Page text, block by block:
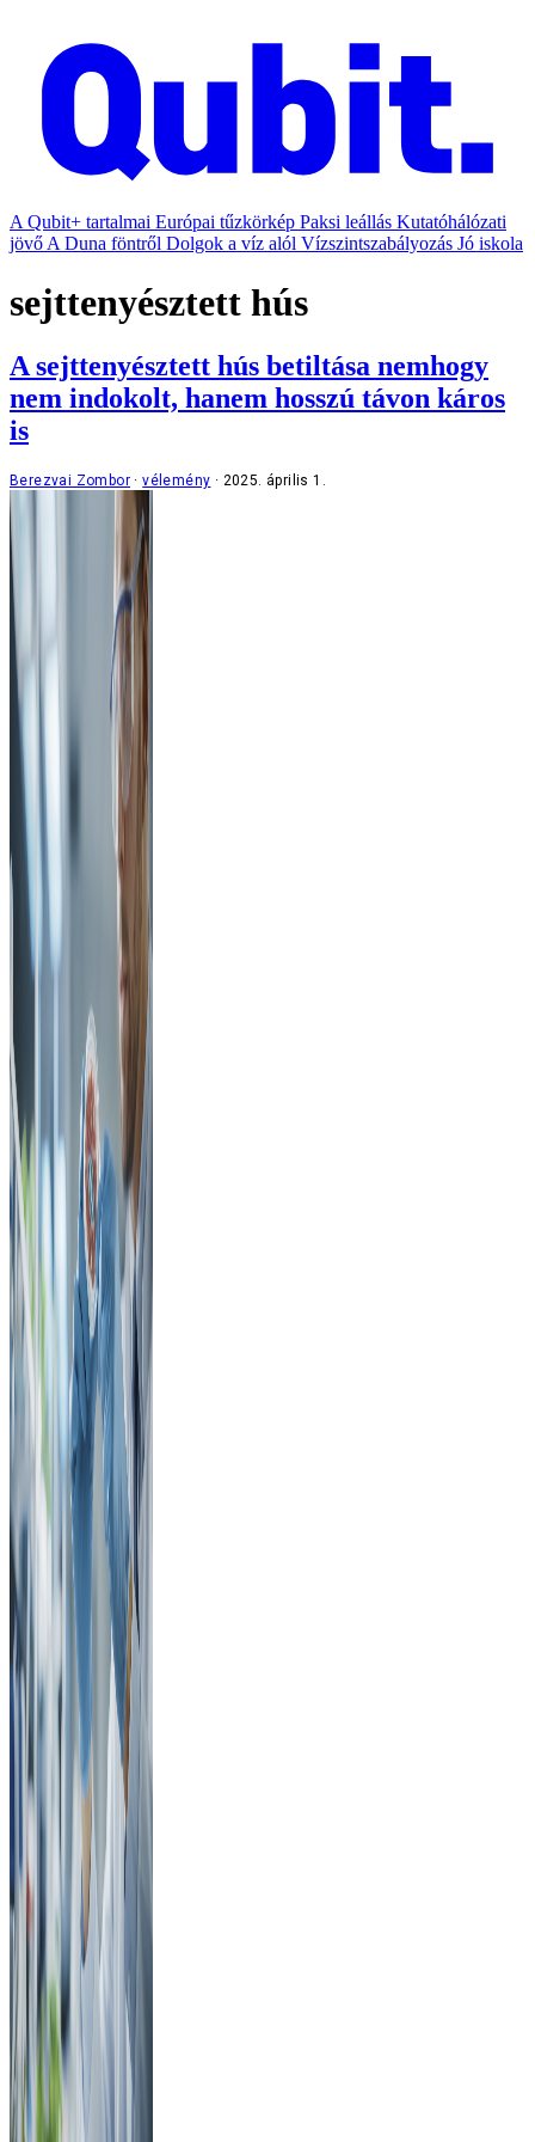
A Qubit+ tartalmai Európai tűzkörkép Paksi leállás Kutatóhálózati
jövő A Duna föntről Dolgok a víz alól Vízszintszabályozás Jó iskola
sejttenyésztett hús
A sejttenyésztett hús betiltása nemhogy
nem indokolt, hanem hosszú távon káros
is
Berezvai Zombor vélemény 2025. április 1.